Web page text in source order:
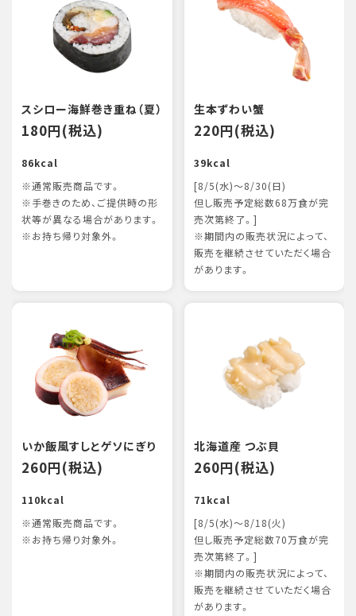
スシロー海鮮巻き重ね（夏）
180円(税込)
86kcal
※通常販売商品です。
※手巻きのため、ご提供時の形
状等が異なる場合があります。
※お持ち帰り対象外。
生本ずわい蟹
220円(税込)
39kcal
[8/5(水)～8/30(日)
但し販売予定総数68万食が完
売次第終了。]
※期間内の販売状況によって、
販売を継続させていただく場合
があります。
いか飯風すしとゲソにぎり
260円(税込)
110kcal
※通常販売商品です。
※お持ち帰り対象外。
北海道産 つぶ貝
260円(税込)
71kcal
[8/5(水)～8/18(火)
但し販売予定総数70万食が完
売次第終了。]
※期間内の販売状況によって、
販売を継続させていただく場合
があります。